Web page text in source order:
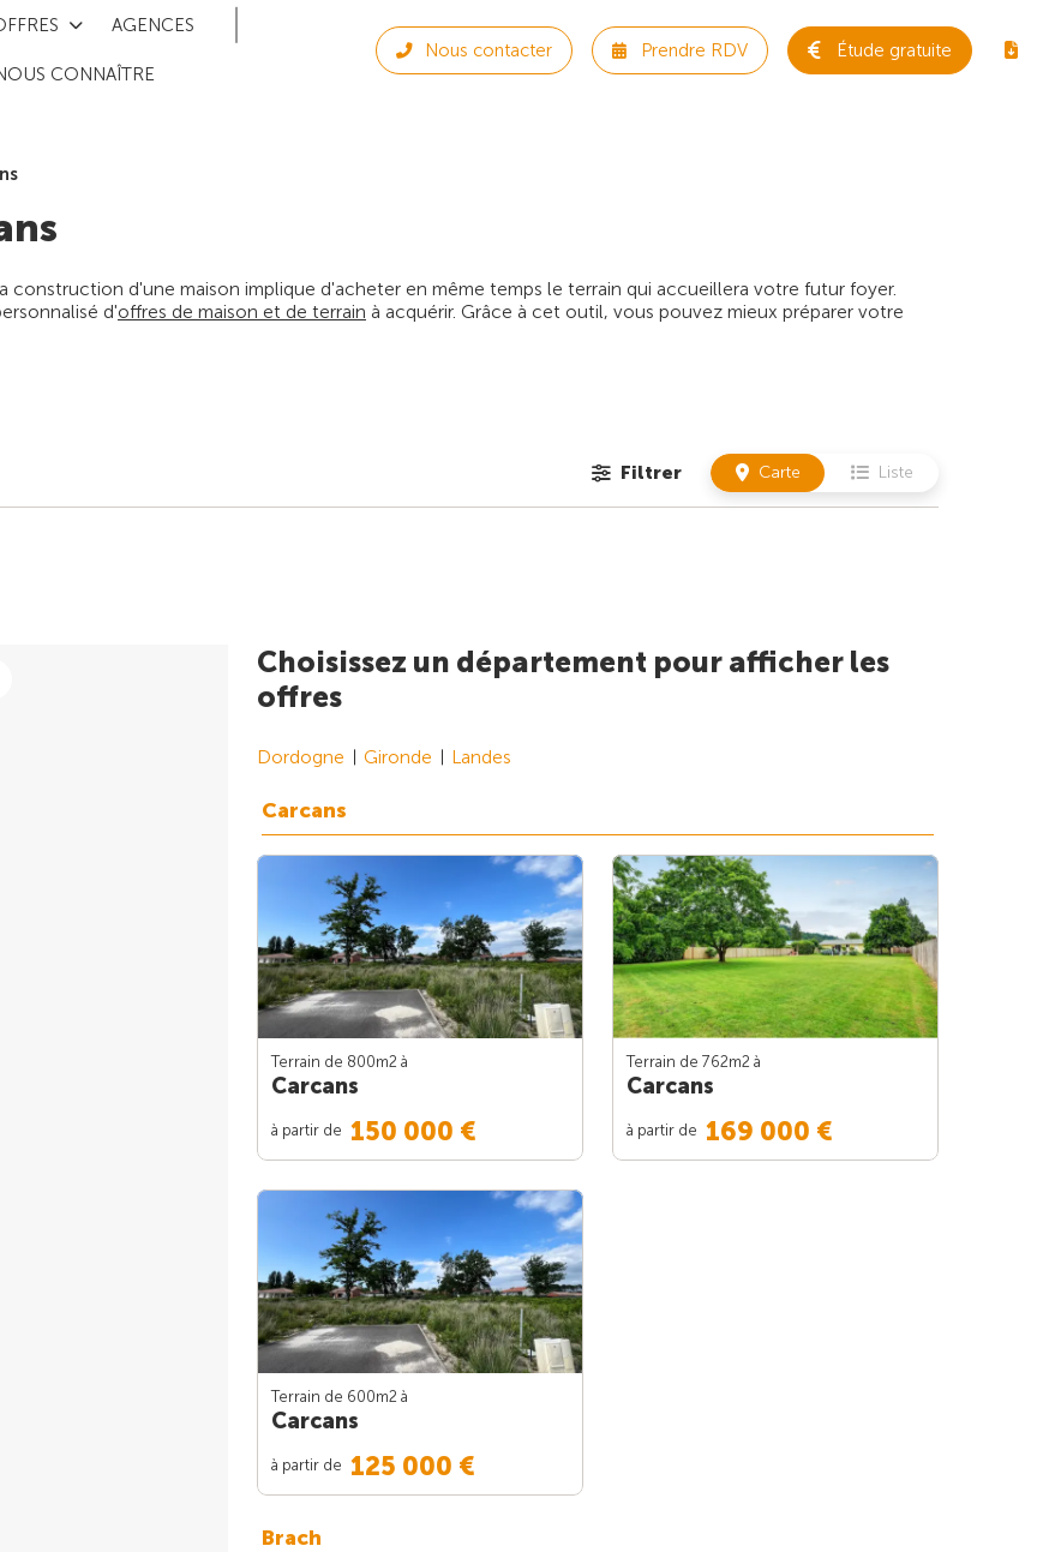
AGENCES
CONNAÎTRE
Nous contacter Prendre RDV Étude gratuite
construction d'une maison implique d'acheter en même temps le terrain qui accueillera votre futur foyer.
d'offres de maison et de terrain à acquérir. Grâce à cet outil, vous pouvez mieux préparer votre
Filtrer Carte Liste
Choisissez un département pour afficher les
offres
Dordogne Gironde Landes
Carcans
Terrain de 800m2 à
Carcans
à partir de 150 000 €
Terrain de 762m2 à
Carcans
à partir de 169 000 €
Terrain de 600m2 à
Carcans
à partir de 125 000 €
Brach